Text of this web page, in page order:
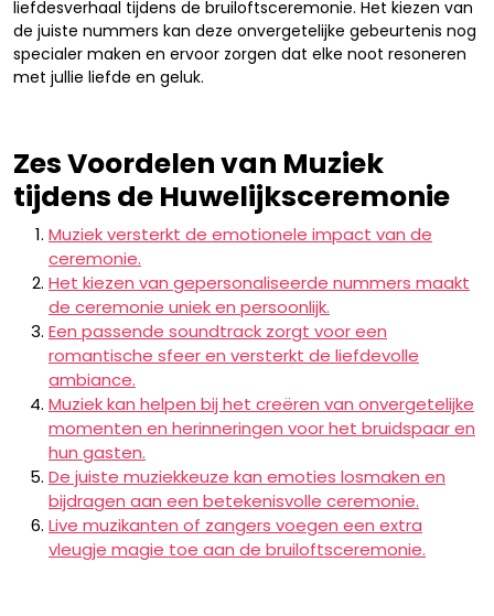
liefdesverhaal tijdens de bruiloftsceremonie. Het kiezen van
de juiste nummers kan deze onvergetelijke gebeurtenis nog
specialer maken en ervoor zorgen dat elke noot resoneren
met jullie liefde en geluk.
Zes Voordelen van Muziek
tijdens de Huwelijksceremonie
Muziek versterkt de emotionele impact van de
ceremonie.
Het kiezen van gepersonaliseerde nummers maakt
de ceremonie uniek en persoonlijk.
Een passende soundtrack zorgt voor een
romantische sfeer en versterkt de liefdevolle
ambiance.
Muziek kan helpen bij het creëren van onvergetelijke
momenten en herinneringen voor het bruidspaar en
hun gasten.
De juiste muziekkeuze kan emoties losmaken en
bijdragen aan een betekenisvolle ceremonie.
Live muzikanten of zangers voegen een extra
vleugje magie toe aan de bruiloftsceremonie.